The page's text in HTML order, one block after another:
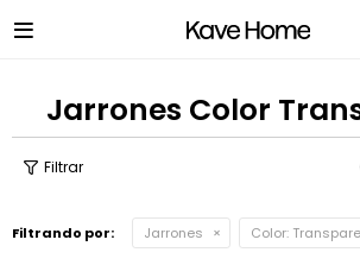

Jarrones Color
Filtrando por: Jarrones Color: